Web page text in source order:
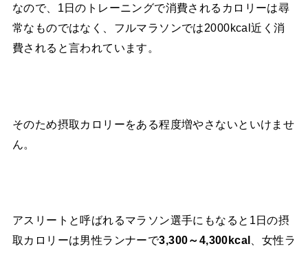
なので、1日のトレーニングで消費されるカロリーは尋
常なものではなく、フルマラソンでは2000kcal近く消
費されると言われています。
そのため摂取カロリーをある程度増やさないといけませ
ん。
アスリートと呼ばれるマラソン選手にもなると1日の摂
取カロリーは男性ランナーで3,300～4,300kcal
、女性ラ